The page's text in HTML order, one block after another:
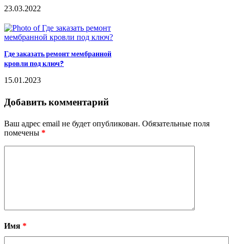
23.03.2022
Где заказать ремонт мембранной
кровли под ключ?
15.01.2023
Добавить комментарий
Ваш адрес email не будет опубликован. Обязательные поля
помечены *
Имя *